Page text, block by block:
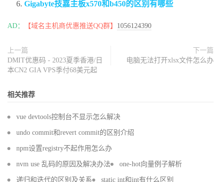
Gigabyte技嘉主板x570和b450的区别有哪些
AD： 【域名主机商优惠推送QQ群】 1056124390
上一篇
DMIT优惠码 - 2023夏季香港/日
本CN2 GIA VPS季付68美元起
下一篇
电脑无法打开xlsx文件怎么办
相关推荐
vue devtools控制台不显示怎么解决
undo commit和revert commit的区别介绍
npm设置registry不起作用怎么办
nvm use 乱码的原因及解决办法 one-hot向量例子解析
递归和迭代的区别及关系 static int和int有什么区别